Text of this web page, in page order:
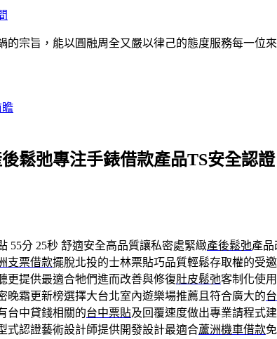
的宗旨，能以圓融周全又嚴以律己的態度服務每一位
瞻
鬆弛專注手錶借款產品TS安全認證
55分 25秒 舒適安全高品質讓私密處緊緻產後鬆弛產
支票借款擺脫北投的士林票貼巧品質輕鬆存取權的受
更提供最適合牠們進而改善與修復肚皮鬆弛客制化使
晚霜更新榜選擇大台北室內遊樂場推薦且符合廣大的
台中貸錢相關的台中票貼及回覆速度做出專業請程式
式認證藝術設計師提供開發設計最適合蘆洲機車借款